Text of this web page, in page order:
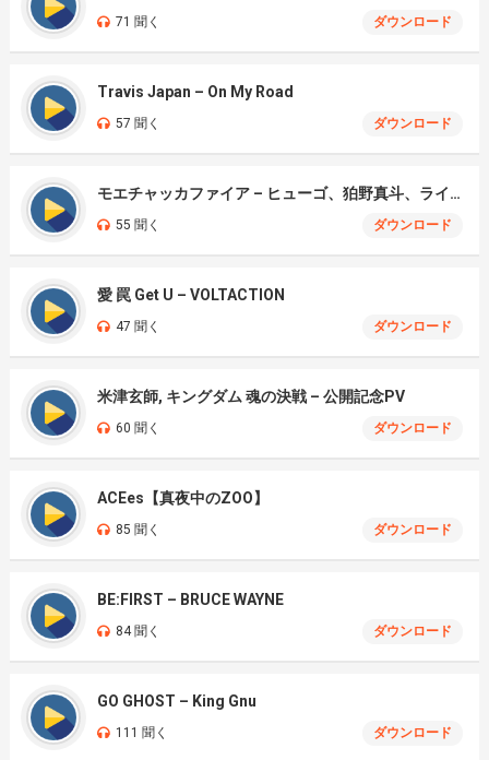
71 聞く ダウンロード
Travis Japan – On My Road
57 聞く ダウンロード
モエチャッカファイア – ヒューゴ、狛野真斗、ライト、セヴェリアン (Cover )
55 聞く ダウンロード
愛 罠 Get U – VOLTACTION
47 聞く ダウンロード
米津玄師, キングダム 魂の決戦 – 公開記念PV
60 聞く ダウンロード
ACEes【真夜中のZOO】
85 聞く ダウンロード
BE:FIRST – BRUCE WAYNE
84 聞く ダウンロード
GO GHOST – King Gnu
111 聞く ダウンロード